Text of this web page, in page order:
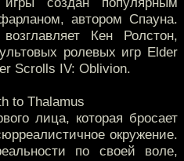
автором Спауна.
Кен Ролстон,
ролевых игр Elder
Scrolls IV: Oblivion.
to Thalamus
лица, которая бросает
окружение.
по своей воле,